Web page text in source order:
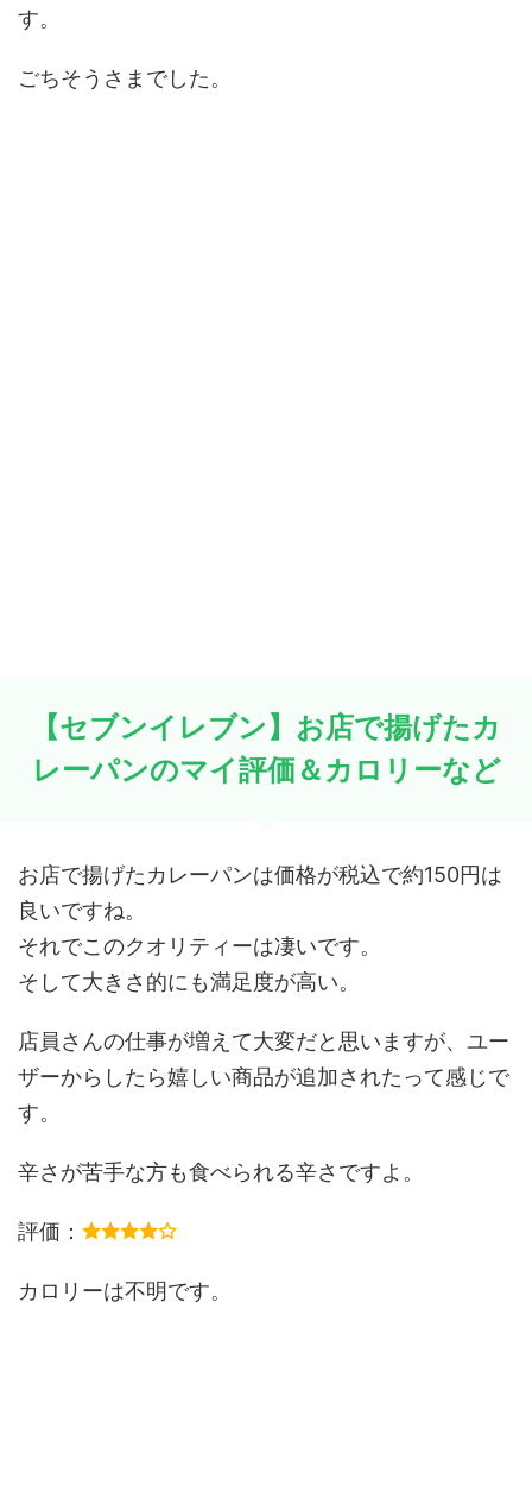
す。
ごちそうさまでした。
【セブンイレブン】お店で揚げたカ
レーパンのマイ評価＆カロリーなど
お店で揚げたカレーパンは価格が税込で約150円は
良いですね。
それでこのクオリティーは凄いです。
そして大きさ的にも満足度が高い。
店員さんの仕事が増えて大変だと思いますが、ユー
ザーからしたら嬉しい商品が追加されたって感じで
す。
辛さが苦手な方も食べられる辛さですよ。
評価：
カロリーは不明です。